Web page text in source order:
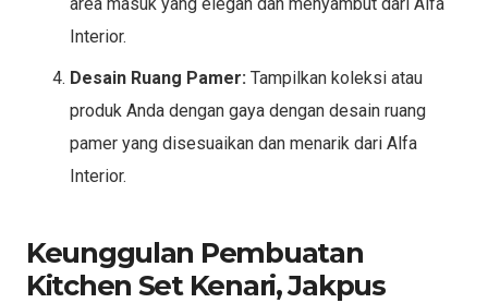
Interior.
Desain Ruang Pamer: Tampilkan koleksi atau
produk Anda dengan gaya dengan desain ruang
pamer yang disesuaikan dan menarik dari Alfa
Interior.
Keunggulan Pembuatan
Kitchen Set Kenari, Jakpus